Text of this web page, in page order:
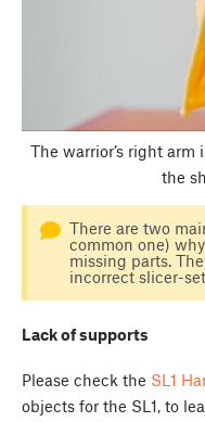
The warrior’s right
the
There are two
common one)
missing parts.
incorrect slicer-
Lack of supports
Please check the SL1
objects for the SL1, to